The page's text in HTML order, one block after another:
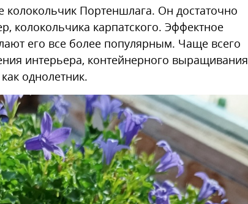
колокольчик Портеншлага. Он достаточно
колокольчика карпатского. Эффектное
его все более популярным. Чаще всего
интерьера, контейнерного выращивания
однолетник.